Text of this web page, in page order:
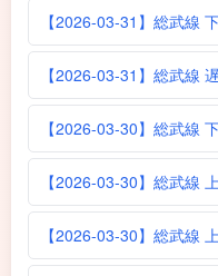
【2026-03-31】総武線
【2026-03-31】総武線
【2026-03-30】総武線
【2026-03-30】総武線
【2026-03-30】総武線